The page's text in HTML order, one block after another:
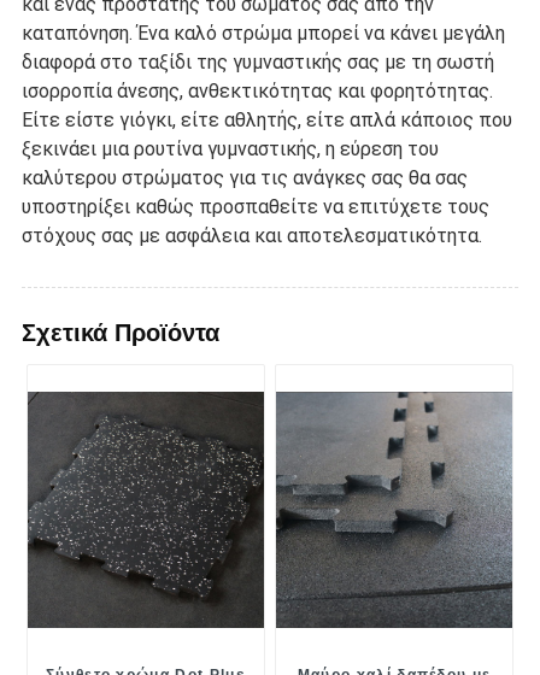
καταπόνηση. Ένα καλό στρώμα μπορεί να κάνει μεγάλη
διαφορά στο ταξίδι της γυμναστικής σας με τη σωστή
ισορροπία άνεσης, ανθεκτικότητας και φορητότητας.
Είτε είστε γιόγκι, είτε αθλητής, είτε απλά κάποιος που
ξεκινάει μια ρουτίνα γυμναστικής, η εύρεση του
καλύτερου στρώματος για τις ανάγκες σας θα σας
υποστηρίξει καθώς προσπαθείτε να επιτύχετε τους
στόχους σας με ασφάλεια και αποτελεσματικότητα.
Σχετικά Προϊόντα